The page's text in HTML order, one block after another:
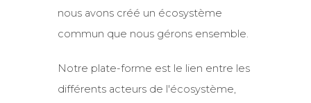
nous avons créé un écosystème
commun que nous gérons ensemble.
Notre plate-forme est le lien entre les
différents acteurs de l'écosystème,